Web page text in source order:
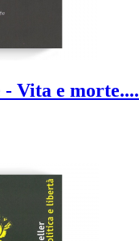
Vita e morte....